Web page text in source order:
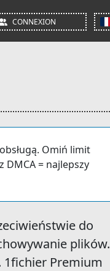
CONNEXION
Omiń limit
DMCA = najlepszy
do
plików.
1fichier Premium